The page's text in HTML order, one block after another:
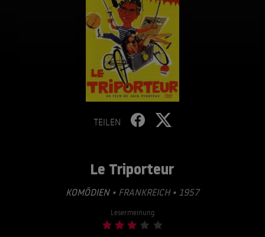
TEILEN
Le Triporteur
KOMÖDIEN• FRANKREICH • 1957
Lesermeinung